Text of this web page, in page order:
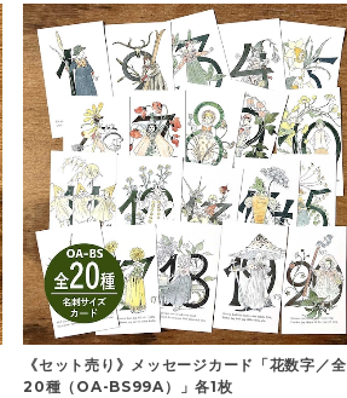
《セット売り》メッセージカード「花数字／全
20種（OA-BS99A）」各1枚